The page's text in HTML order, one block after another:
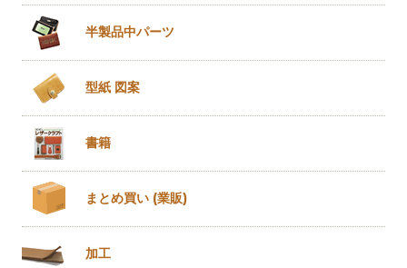
半製品中パーツ
型紙 図案
書籍
まとめ買い (業販)
加工